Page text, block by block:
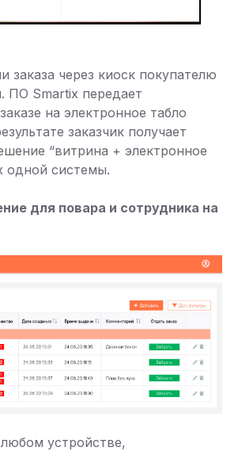
заказа через киоск покупателю
ПО Smartix передает
на электронное табло
заказчик получает
“витрина + электронное
одной системы.
для повара и сотрудника на
устройстве,